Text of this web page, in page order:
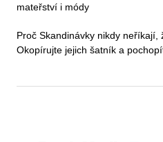
mateřství i módy
Proč Skandinávky nikdy neříkají,
Okopírujte jejich šatník a